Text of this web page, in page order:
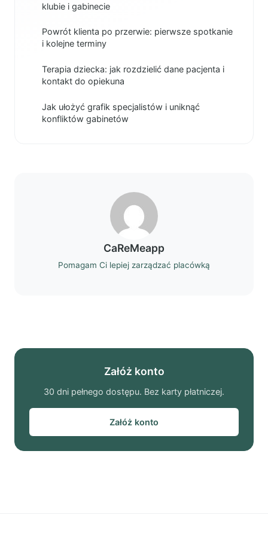
klubie i gabinecie
Powrót klienta po przerwie: pierwsze spotkanie
i kolejne terminy
Terapia dziecka: jak rozdzielić dane pacjenta i
kontakt do opiekuna
Jak ułożyć grafik specjalistów i uniknąć
konfliktów gabinetów
CaReMeapp
Pomagam Ci lepiej zarządzać placówką
Załóż konto
30 dni pełnego dostępu. Bez karty płatniczej.
Załóż konto